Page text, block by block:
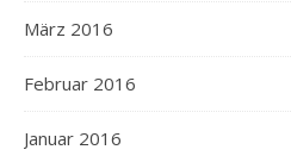
März 2016
Februar 2016
Januar 2016